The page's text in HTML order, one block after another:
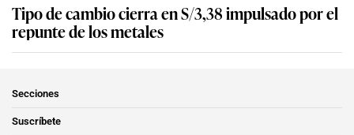
Tipo de cambio cierra en S/3,38 impulsado por el
repunte de los metales
Secciones
Suscríbete